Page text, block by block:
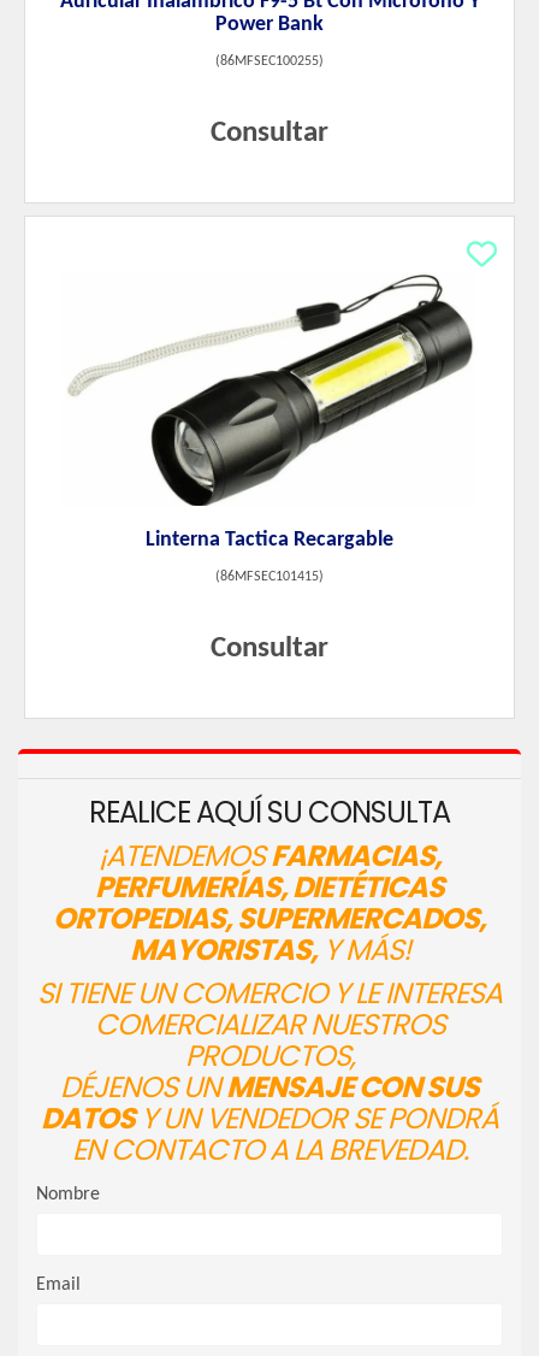
Power Bank
(86MFSEC100255)
Consultar
Linterna Tactica Recargable
(86MFSEC101415)
Consultar
REALICE AQUÍ SU CONSULTA
¡ATENDEMOSFARMACIAS,
PERFUMERÍAS, DIETÉTICAS
ORTOPEDIAS, SUPERMERCADOS,
MAYORISTAS,Y MÁS!
SI TIENE UN COMERCIO Y LE INTERESA
COMERCIALIZAR NUESTROS
PRODUCTOS,
DÉJENOS UNMENSAJE CON SUS
DATOSY UN VENDEDOR SE PONDRÁ
EN CONTACTO A LA BREVEDAD.
Nombre
Email